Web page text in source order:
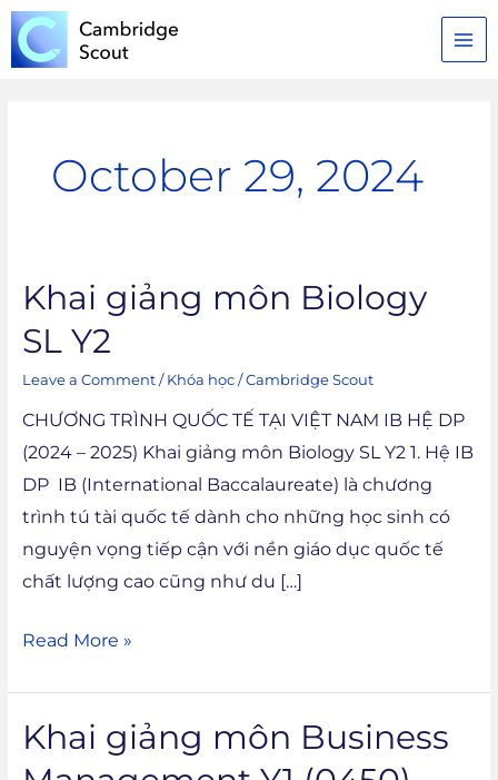
Skip
to
content
October 29, 2024
Khai giảng môn Biology
SL Y2
Leave a Comment/Khóa học/Cambridge Scout
CHƯƠNG TRÌNH QUỐC TẾ TẠI VIỆT NAM IB HỆ DP
(2024 – 2025) Khai giảng môn Biology SL Y2 1. Hệ IB
DP IB (International Baccalaureate) là chương
trình tú tài quốc tế dành cho những học sinh có
nguyện vọng tiếp cận với nền giáo dục quốc tế
chất lượng cao cũng như du […]
Khai
giảng
môn
Biology
SL
Y2
Read More »
Khai giảng môn Business
Khai